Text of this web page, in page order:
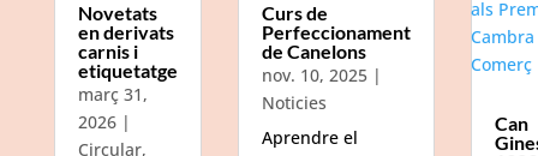
Novetats
en derivats
carnis i
etiquetatge
març 31,
2026|
Circular,
Curs de
Perfeccionament
de Canelons
nov. 10, 2025|
Noticies
Aprendre el
Can